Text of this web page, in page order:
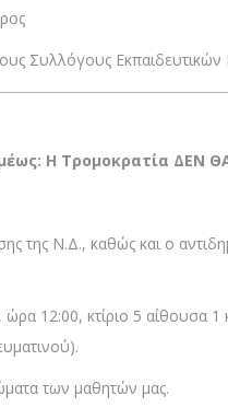
Συλλόγους Εκπαιδευτικών
Η Τρομοκρατία ΔΕΝ
της Ν.Δ., καθώς και ο
12:00, κτίριο 5 αίθουσα 1
των μαθητών μας.